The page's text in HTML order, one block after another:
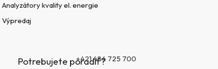
Analyzátory kvality el. energie
Výpredaj
Potrebujete poradiť?+421 484 725 700